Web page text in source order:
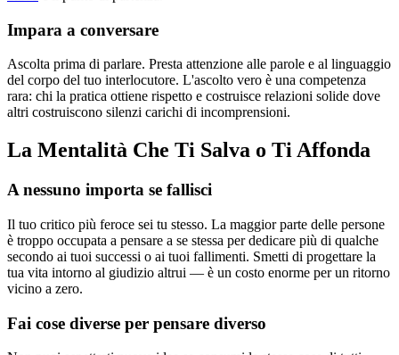
Impara a conversare
Ascolta prima di parlare. Presta attenzione alle parole e al linguaggio
del corpo del tuo interlocutore. L'ascolto vero è una competenza
rara: chi la pratica ottiene rispetto e costruisce relazioni solide dove
altri costruiscono silenzi carichi di incomprensioni.
La Mentalità Che Ti Salva o Ti Affonda
A nessuno importa se fallisci
Il tuo critico più feroce sei tu stesso. La maggior parte delle persone
è troppo occupata a pensare a se stessa per dedicare più di qualche
secondo ai tuoi successi o ai tuoi fallimenti. Smetti di progettare la
tua vita intorno al giudizio altrui — è un costo enorme per un ritorno
vicino a zero.
Fai cose diverse per pensare diverso